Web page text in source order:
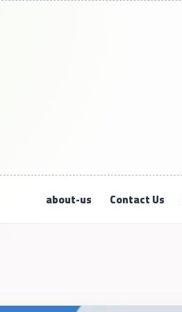
Contact Us
about-us